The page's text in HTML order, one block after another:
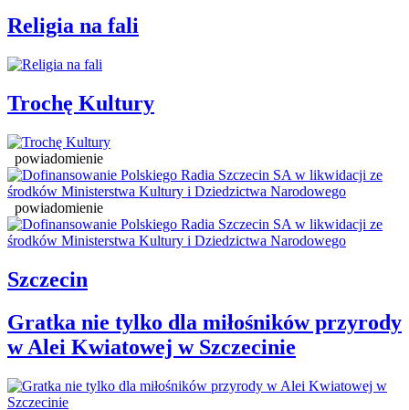
Religia na fali
Trochę Kultury
powiadomienie
powiadomienie
Szczecin
Gratka nie tylko dla miłośników przyrody
w Alei Kwiatowej w Szczecinie